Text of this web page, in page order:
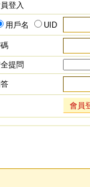
登入
用戶名 UID
提問
會員